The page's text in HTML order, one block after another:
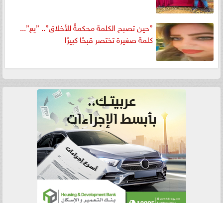
”حين تصبح الكلمة محكمةً للأخلاق”.. ”يع”...
كلمة صغيرة تختصر قبحًا كبيرًا